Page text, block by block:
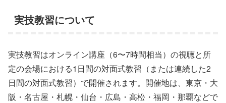
実技教習について
実技教習はオンライン講座（6〜7時間相当）の視聴と所
定の会場における1日間の対面式教習（または連続した2
日間の対面式教習）で開催されます。開催地は、東京・大
阪・名古屋・札幌・仙台・広島・高松・福岡・那覇などで